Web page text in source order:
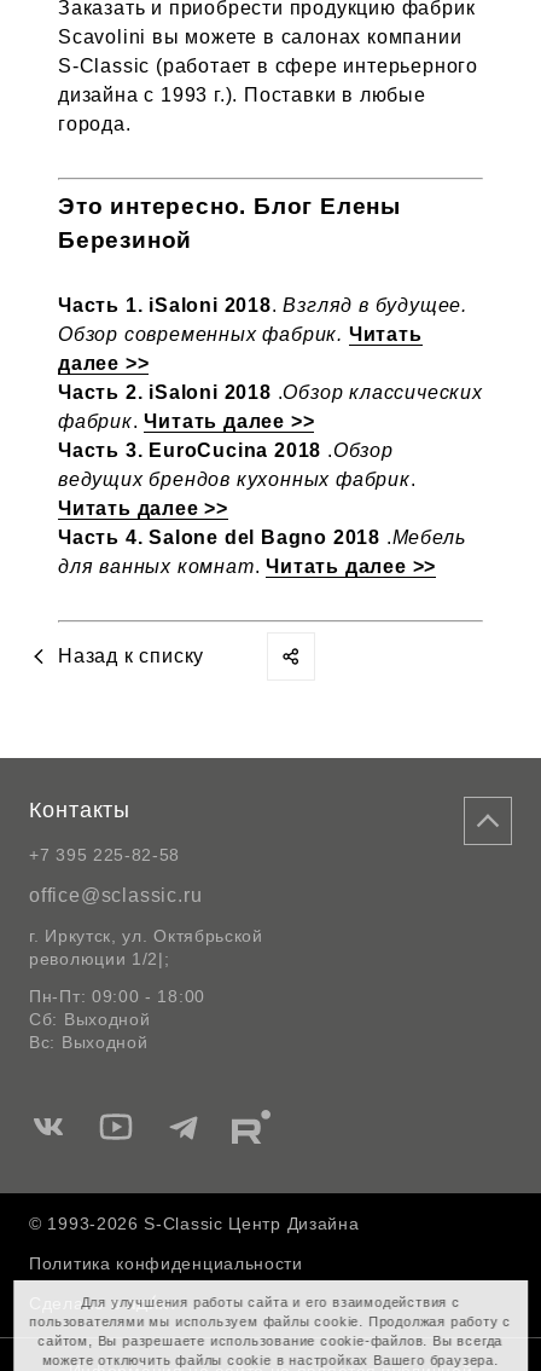
Заказать и приобрести продукцию фабрик
Scavolini вы можете в салонах компании
S-Classic (работает в сфере интерьерного
дизайна с 1993 г.). Поставки в любые
города.
Это интересно. Блог Елены
Березиной
Часть 1. iSaloni 2018. Взгляд в будущее.
Обзор современных фабрик. Читать
далее >>
Часть 2. iSaloni 2018 .Обзор классических
фабрик.Читать далее >>
Часть 3. EuroCucina 2018 .Обзор
ведущих брендов кухонных фабрик.
Читать далее >>
Часть 4. Salone del Bagno 2018 .Мебель
для ванных комнат.Читать далее >>
Назад к списку
Контакты
+7 395 225-82-58
office@sclassic.ru
г. Иркутск, ул. Октябрьской
революции 1/2|;
Пн-Пт: 09:00 - 18:00
Сб: Выходной
Вс: Выходной
Мы
Вконтакте
Мы
Ютуб
Мы
Telegram
Мы
Rutube
© 1993-2026 S-Classic Центр Дизайна
Политика конфиденциальности
Сделано вДля улучшения работы сайта и его взаимодействия с
пользователями мы используем файлы cookie. Продолжая работу с
сайтом, Вы разрешаете использование cookie-файлов. Вы всегда
можете отключить файлы cookie в настройках Вашего браузера.